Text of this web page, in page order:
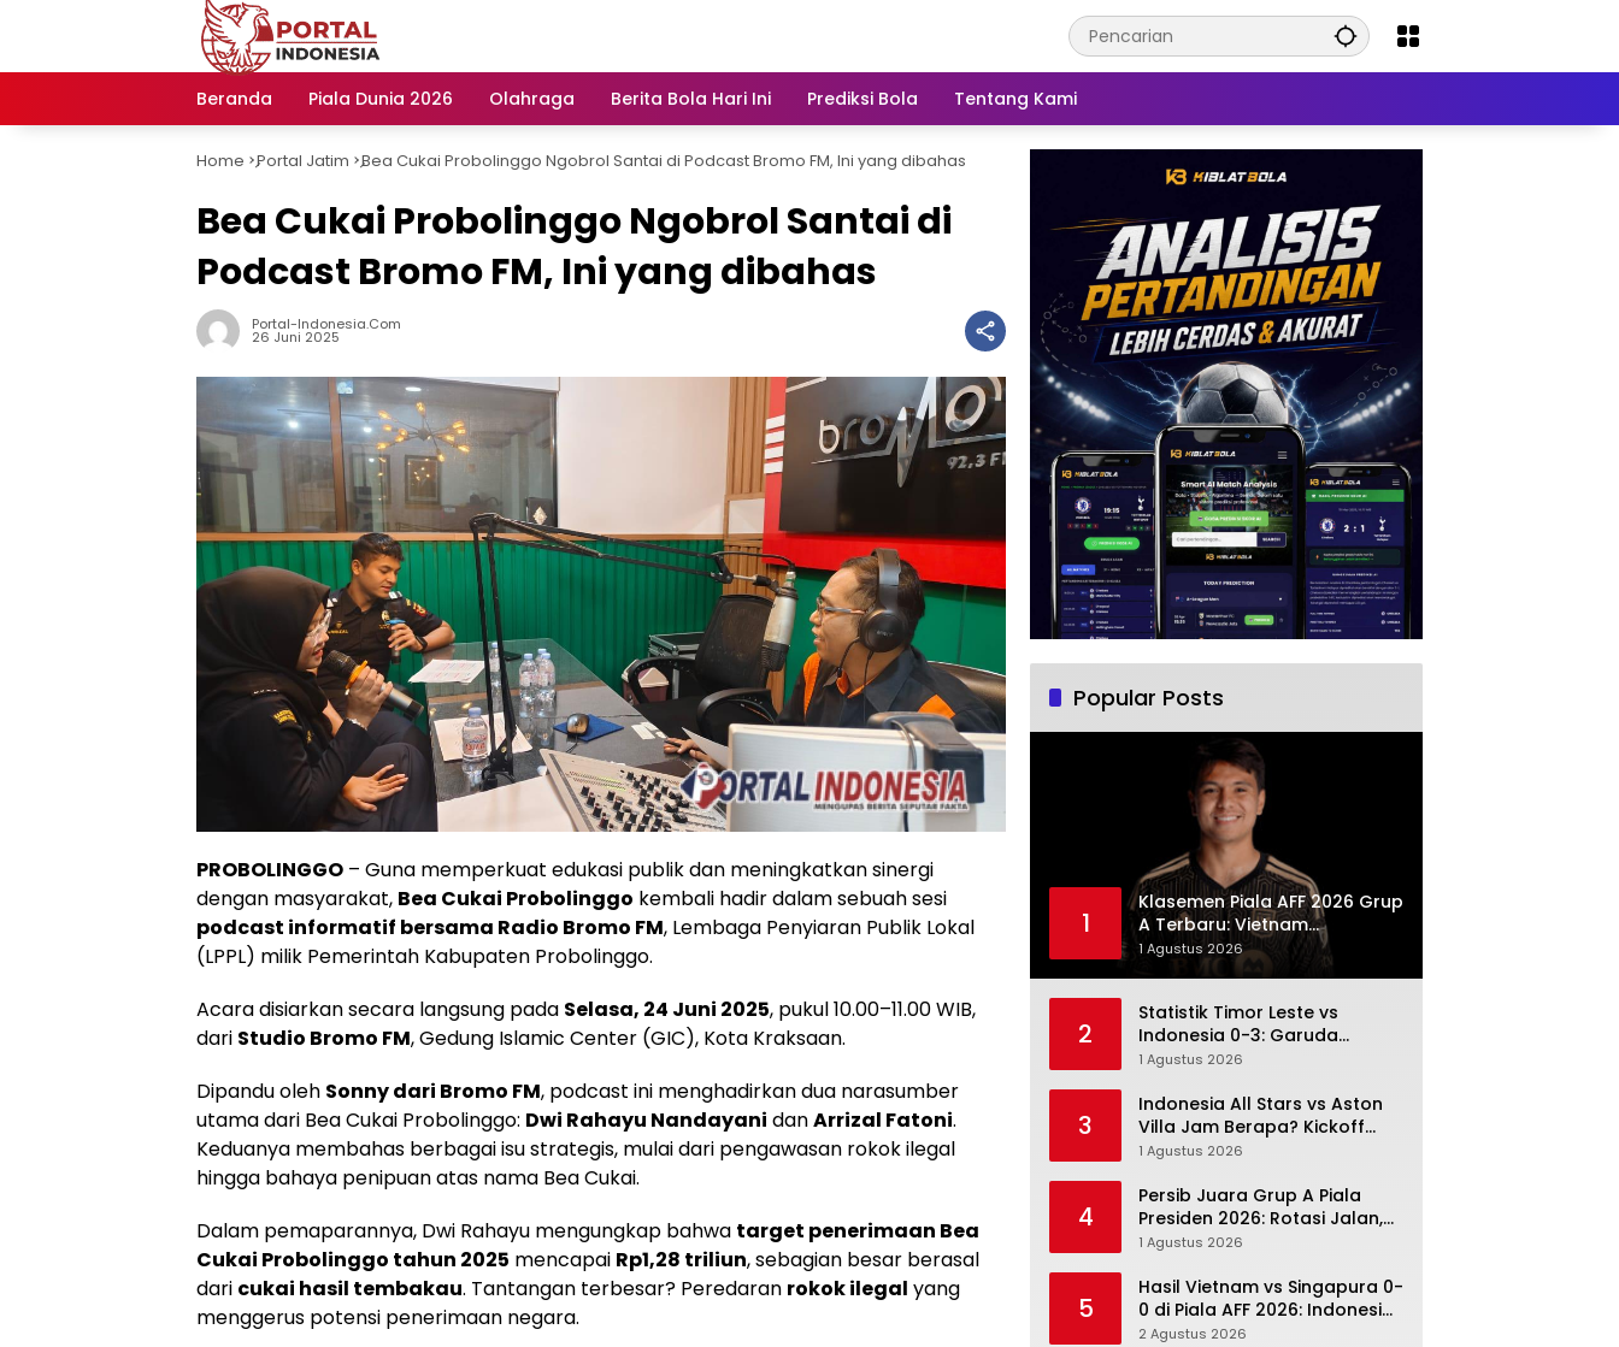
Beranda
Piala Dunia 2026 Olahraga Berita Bola Hari Ini Prediksi Bola Tentang Kami
Home -
Portal Jatim -
Bea Cukai Probolinggo Ngobrol Santai di Podcast Bromo FM, Ini yang dibahas
Bea Cukai Probolinggo Ngobrol Santai di
Podcast Bromo FM, Ini yang dibahas
Portal-Indonesia.com
26 Juni 2025
PROBOLINGGO – Guna memperkuat edukasi publik dan meningkatkan sinergi
dengan masyarakat, Bea Cukai Probolinggo kembali hadir dalam sebuah sesi
podcast informatif bersama Radio Bromo FM, Lembaga Penyiaran Publik Lokal
(LPPL) milik Pemerintah Kabupaten Probolinggo.
Acara disiarkan secara langsung pada Selasa, 24 Juni 2025, pukul 10.00–11.00 WIB,
dari Studio Bromo FM, Gedung Islamic Center (GIC), Kota Kraksaan.
Dipandu oleh Sonny dari Bromo FM, podcast ini menghadirkan dua narasumber
utama dari Bea Cukai Probolinggo: Dwi Rahayu Nandayani danArrizal Fatoni.
Keduanya membahas berbagai isu strategis, mulai dari pengawasan rokok ilegal
hingga bahaya penipuan atas nama Bea Cukai.
Dalam pemaparannya, Dwi Rahayu mengungkap bahwa target penerimaan Bea
Cukai Probolinggo tahun 2025 mencapai Rp1,28 triliun, sebagian besar berasal
dari cukai hasil tembakau. Tantangan terbesar? Peredaran rokok ilegal yang
menggerus potensi penerimaan negara.
Popular Posts
1
Klasemen Piala AFF 2026 Grup
A Terbaru: Vietnam
Memimpin, Indonesia Turun ke
Posisi Tiga
1 Agustus 2026
2
Statistik Timor Leste vs
Indonesia 0-3: Garuda
Menang Besar Setelah
1 Agustus 2026
3
Indonesia All Stars vs Aston
Villa Jam Berapa? Kickoff
20.00 WIB dan Cara Nonton
1 Agustus 2026
4
Persib Juara Grup A Piala
Presiden 2026: Rotasi Jalan,
Tolic Punya Alasan untuk
1 Agustus 2026
5
Hasil Vietnam vs Singapura 0-
0 di Piala AFF 2026: Indonesia
Kini Punya Jalan Terbuka
2 Agustus 2026